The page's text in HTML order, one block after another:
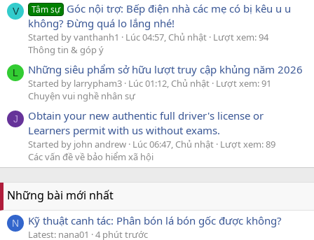
V Tâm sự Góc nội trợ: Bếp điện nhà các mẹ có bị kêu u u
không? Đừng quá lo lắng nhé!
Started by vanthanh1 Lúc 04:57, Chủ nhật Lượt xem: 94
Thông tin & góp ý
L Những siêu phẩm sở hữu lượt truy cập khủng năm 2026
Started by larrypham3 Lúc 01:12, Chủ nhật Lượt xem: 91
Chuyện vui nghề nhân sự
J
Obtain your new authentic full driver's license or
Learners permit with us without exams.
Started by john andrew Lúc 06:47, Chủ nhật Lượt xem: 89
Các vấn đề về bảo hiểm xã hội
Những bài mới nhất
N Kỹ thuật canh tác: Phân bón lá bón gốc được không?
Latest: nana01
4 phút trước